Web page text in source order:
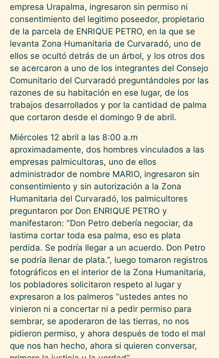
empresa Urapalma, ingresaron sin permiso ni
consentimiento del legitimo poseedor, propietario
de la parcela de ENRIQUE PETRO, en la que se
levanta Zona Humanitaria de Curvaradó, uno de
ellos se ocultó detrás de un árbol, y los otros dos
se acercaron a uno de los integrantes del Consejo
Comunitario del Curvaradó preguntándoles por las
razones de su habitación en ese lugar, de los
trabajos desarrollados y por la cantidad de palma
que cortaron desde el domingo 9 de abril.
Miércoles 12 abril a las 8:00 a.m
aproximadamente, dos hombres vinculados a las
empresas palmicultoras, uno de ellos
administrador de nombre MARIO, ingresaron sin
consentimiento y sin autorización a la Zona
Humanitaria del Curvaradó, los palmicultores
preguntaron por Don ENRIQUE PETRO y
manifestaron: “Don Petro debería negociar, da
lastima cortar toda esa palma, eso es plata
perdida. Se podría llegar a un acuerdo. Don Petro
se podría llenar de plata.”, luego tomaron registros
fotográficos en el interior de la Zona Humanitaria,
los pobladores solicitaron respeto al lugar y
expresaron a los palmeros “ustedes antes no
vinieron ni a concertar ni a pedir permiso para
sembrar, se apoderaron de las tierras, no nos
pidieron permiso, y ahora después de todo el mal
que nos han hecho, ahora si quieren conversar,